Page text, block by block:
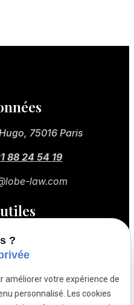
75016 Paris
88 24 54 19
law.com
fiscal
?
améliorer votre expérience de
personnalisé. Les cookies